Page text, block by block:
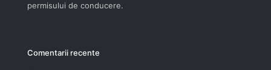
permisului de conducere.
Comentarii recente